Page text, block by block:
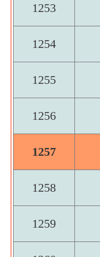
1253
1254
1255
1256
1257
1258
1259